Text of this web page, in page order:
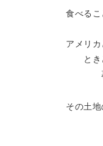
食べるこ
アメリ
と
その土